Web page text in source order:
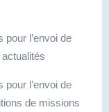
pour l’envoi de
pour l’envoi de
de missions